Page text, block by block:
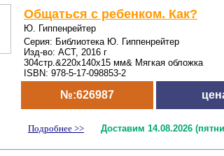
Общаться с ребенком. Как?
Ю. Гиппенрейтер
Серия: Библиотека Ю. Гиппенрейтер
Изд-во: АСТ, 2016 г
304стр.&220x140x15 мм& Мягкая обложка
ISBN: 978-5-17-098853-2
№:626987
Подробнее >> Доставим 14.08.2026